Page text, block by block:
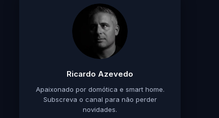
Ricardo Azevedo
Apaixonado por domótica e smart home.
Subscreva o canal para não perder
novidades.